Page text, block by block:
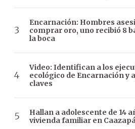
Encarnación: Hombres
comprar oro, uno recibió 8
la boca
Video: Identifican a los
ecológico de Encarnación y
claves
Hallan a adolescente de 14
vivienda familiar en